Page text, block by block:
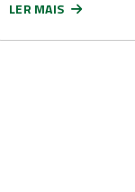
LER MAIS